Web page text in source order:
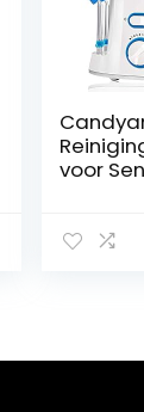
voor
zuiger,